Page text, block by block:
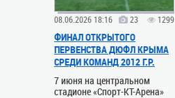
08.06.2026 18:16 23 1299
ФИНАЛ ОТКРЫТОГО
ПЕРВЕНСТВА ДЮФЛ КРЫМА
СРЕДИ КОМАНД 2012 Г.Р.
7 июня на центральном
стадионе «Спорт-КТ-Арена»